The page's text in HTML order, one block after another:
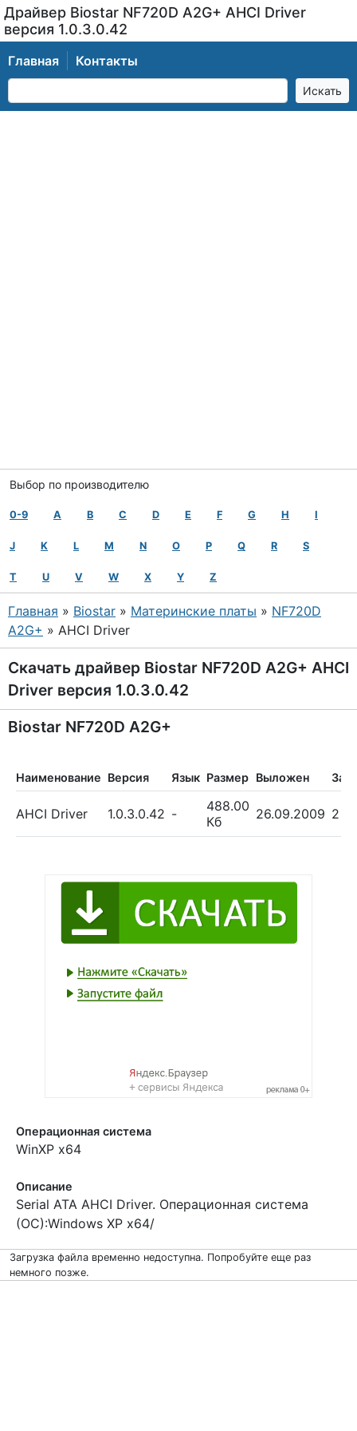
Драйвер Biostar NF720D A2G+ AHCI Driver
версия 1.0.3.0.42
Главная Контакты
Выбор по производителю
0-9 A B C D E F G H I
J K L M N O P Q R S
T U V W X Y Z
Главная » Biostar » Материнские платы » NF720D
A2G+ » AHCI Driver
Скачать драйвер Biostar NF720D A2G+ AHCI
Driver версия 1.0.3.0.42
Biostar NF720D A2G+
Наименование Версия Язык Размер Выложен
AHCI Driver 1.0.3.0.42 -
488.00
Кб
26.09.2009 2
Операционная система
WinXP x64
Описание
Serial ATA AHCI Driver. Операционная система
(ОС):Windows XP x64/
Загрузка файла временно недоступна. Попробуйте еще раз
немного позже.